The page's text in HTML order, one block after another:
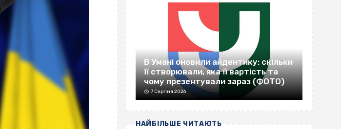
В Умані оновили айдентику: скільки
її створювали, яка її вартість та
чому презентували зараз (ФОТО)
7 Серпня 2026
НАЙБІЛЬШЕ ЧИТАЮТЬ